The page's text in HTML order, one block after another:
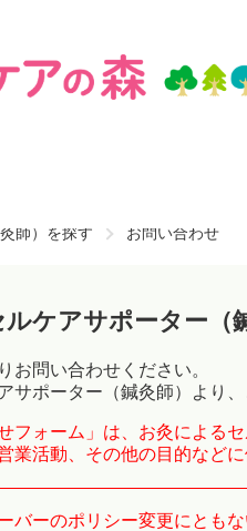
師）を探す お問い合わせ
ケアサポーター（
お問い合わせください。
サポーター（鍼灸師）より
フォーム」は、お灸による
業活動、その他の目的などに
バーのポリシー変更にとも